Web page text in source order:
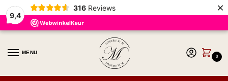
9,4
316 Reviews ×
MENU
0